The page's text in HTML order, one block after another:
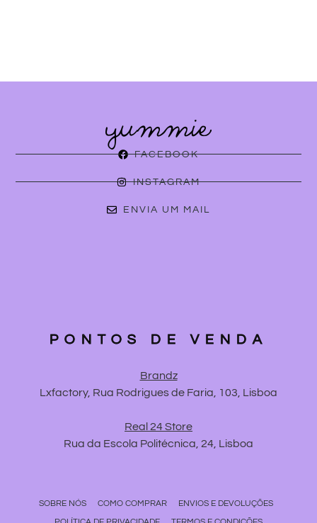
FACEBOOK
INSTAGRAM
ENVIA UM MAIL
PONTOS DE VENDA
Brandz
Lxfactory, Rua Rodrigues de Faria, 103, Lisboa
Real 24 Store
Rua da Escola Politécnica, 24, Lisboa
SOBRE NÓS COMO COMPRAR
ENVIOS E DEVOLUÇÕES